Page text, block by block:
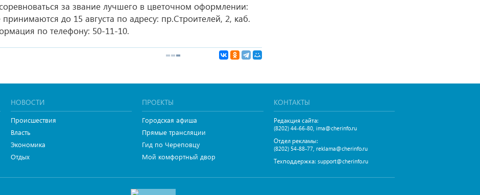
за звание лучшего в цветочном оформлении:
принимаются до 15 августа по адресу: пр.Строителей, 2, каб.
по телефону: 50-11-10.
НОВОСТИ
Происшествия
Власть
Экономика
Отдых
ПРОЕКТЫ
Городская афиша
Прямые трансляции
Гид по Череповцу
Мой комфортный двор
КОНТАКТЫ
Редакция сайта:
(8202) 44-66-80, ima@cherinfo.ru
Отдел рекламы:
(8202) 54-88-77, reklama@cherinfo.ru
Техподдержка: support@cherinfo.ru